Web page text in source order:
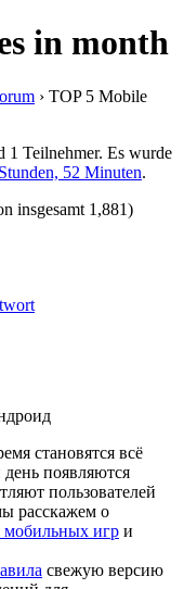
in month
› TOP 5 Mobile
1 Teilnehmer. Es wurde
52 Minuten.
insgesamt 1,881)
становятся всё
появляются
пользователей
расскажем о
мобильных игр и
свежую версию